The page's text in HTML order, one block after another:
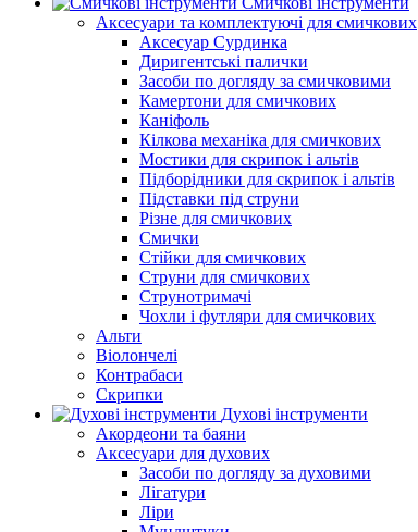
Аксесуари та комплектуючі для смичкових
Аксесуар Сурдинка
Диригентські палички
Засоби по догляду за смичковими
Камертони для смичкових
Каніфоль
Кілкова механіка для смичкових
Мостики для скрипок і альтів
Підборiдники для скрипок і альтів
Підставки під струни
Різне для смичкових
Смички
Стійки для смичкових
Струни для смичкових
Струнотримачі
Чохли і футляри для смичкових
Альти
Віолончелі
Контрабаси
Скрипки
Духові інструменти
Акордеони та баяни
Аксесуари для духових
Засоби по догляду за духовими
Лігатури
Ліри